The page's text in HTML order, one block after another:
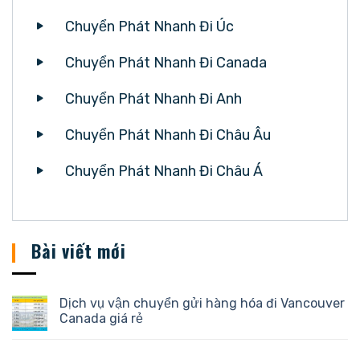
Chuyển Phát Nhanh Đi Úc
Chuyển Phát Nhanh Đi Canada
Chuyển Phát Nhanh Đi Anh
Chuyển Phát Nhanh Đi Châu Âu
Chuyển Phát Nhanh Đi Châu Á
Bài viết mới
Dịch vụ vận chuyển gửi hàng hóa đi Vancouver
Canada giá rẻ